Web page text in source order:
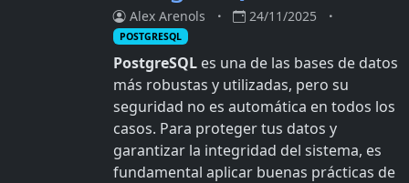
Alex Arenols 24/11/2025
POSTGRESQL
PostgreSQL es una de las bases de datos
más robustas y utilizadas, pero su
seguridad no es automática en todos los
casos. Para proteger tus datos y
garantizar la integridad del sistema, es
fundamental aplicar buenas prácticas de